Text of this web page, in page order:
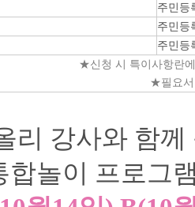
주민등
주민등
주민등
★신청 시 특이사항란
★필요서
리 강사와 함
합놀이 프로그